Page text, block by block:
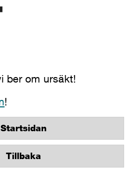
ber om ursäkt!
!
Startsidan
Tillbaka